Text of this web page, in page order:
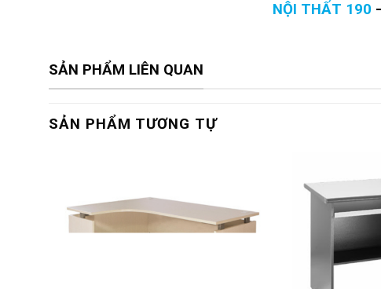
NỘI THẤT 190
SẢN PHẨM LIÊN QUAN
SẢN PHẨM TƯƠNG TỰ